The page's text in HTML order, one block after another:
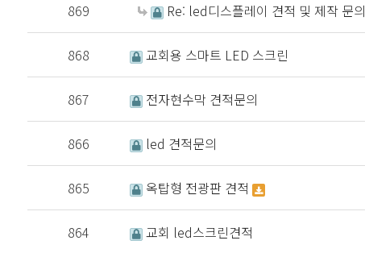
869 Re: led디스플레이 견적 및 제작 문의
868 교회용 스마트 LED 스크린
867 전자현수막 견적문의
866 led 견적문의
865 옥탑형 전광판 견적
864 교회 led스크린견적